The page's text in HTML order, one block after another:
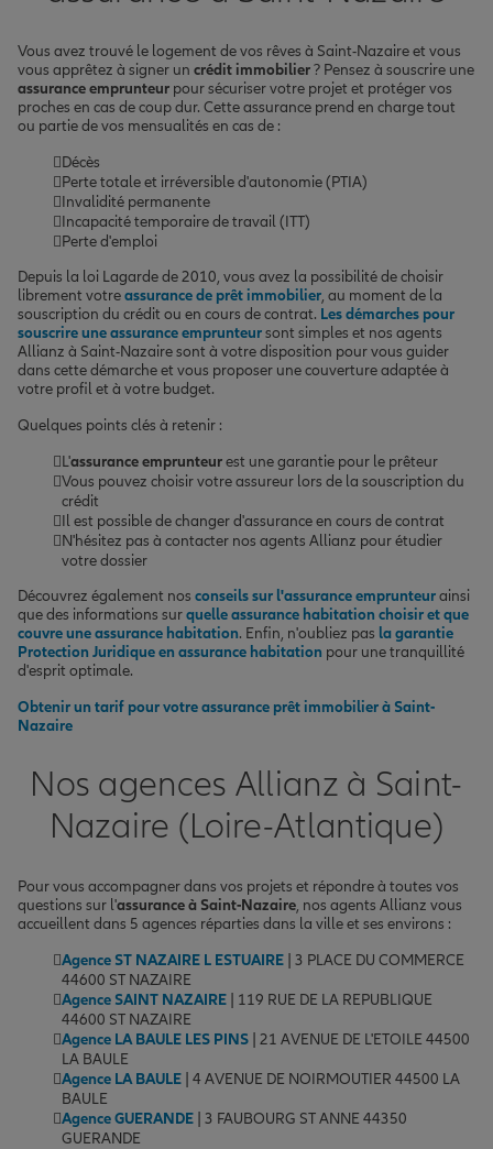
Vous avez trouvé le logement de vos rêves à Saint-Nazaire et vous
vous apprêtez à signer un crédit immobilier? Pensez à souscrire une
assurance emprunteur pour sécuriser votre projet et protéger vos
proches en cas de coup dur. Cette assurance prend en charge tout
ou partie de vos mensualités en cas de :
Décès
Perte totale et irréversible d'autonomie (PTIA)
Invalidité permanente
Incapacité temporaire de travail (ITT)
Perte d'emploi
Depuis la loi Lagarde de 2010, vous avez la possibilité de choisir
librement votreassurance de prêt immobilier, au moment de la
souscription du crédit ou en cours de contrat. Les démarches pour
souscrire une assurance emprunteursont simples et nos agents
Allianz à Saint-Nazaire sont à votre disposition pour vous guider
dans cette démarche et vous proposer une couverture adaptée à
votre profil et à votre budget.
Quelques points clés à retenir :
L'assurance emprunteurest une garantie pour le prêteur
Vous pouvez choisir votre assureur lors de la souscription du
crédit
Il est possible de changer d'assurance en cours de contrat
N'hésitez pas à contacter nos agents Allianz pour étudier
votre dossier
Découvrez également nos conseils sur l'assurance emprunteurainsi
que des informations surquelle assurance habitation choisir et que
couvre une assurance habitation. Enfin, n'oubliez pas la garantie
Protection Juridique en assurance habitation pour une tranquillité
d'esprit optimale.
Obtenir un tarif pour votre assurance prêt immobilier à Saint-
Nazaire
Nos agences Allianz à Saint-
Nazaire (Loire-Atlantique)
Pour vous accompagner dans vos projets et répondre à toutes vos
questions sur l'assurance à Saint-Nazaire, nos agents Allianz vous
accueillent dans 5 agences réparties dans la ville et ses environs :
Agence ST NAZAIRE L ESTUAIRE | 3 PLACE DU COMMERCE
44600 ST NAZAIRE
Agence SAINT NAZAIRE | 119 RUE DE LA REPUBLIQUE
44600 ST NAZAIRE
Agence LA BAULE LES PINS | 21 AVENUE DE L'ETOILE 44500
LA BAULE
Agence LA BAULE | 4 AVENUE DE NOIRMOUTIER 44500 LA
BAULE
Agence GUERANDE | 3 FAUBOURG ST ANNE 44350
GUERANDE